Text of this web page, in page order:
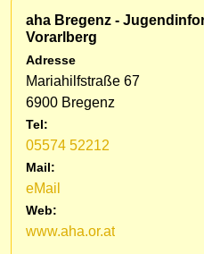
aha Bregenz -
Vorarlberg
Adresse
Mariahilfstraße 67
6900 Bregenz
Tel:
05574 52212
Mail:
eMail
Web:
www.aha.or.at